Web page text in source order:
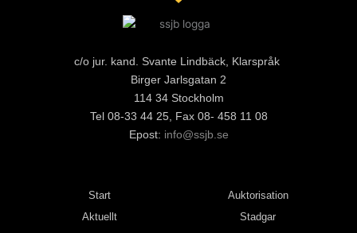
c/o jur. kand. Svante Lindbäck, Klarspråk
Birger Jarlsgatan 2
114 34 Stockholm
Tel 08-33 44 25, Fax 08- 458 11 08
Epost: info@ssjb.se
Start
Aktuellt
Auktorisation
Stadgar